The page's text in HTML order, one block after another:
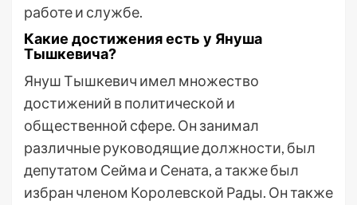
работе и службе.
Какие достижения есть у Януша
Тышкевича?
Януш Тышкевич имел множество
достижений в политической и
общественной сфере. Он занимал
различные руководящие должности, был
депутатом Сейма и Сената, а также был
избран членом Королевской Рады. Он также